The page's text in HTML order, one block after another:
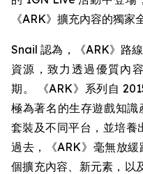
《ARK》擴充內容的獨家
Snail 認為，《ARK》路
資源，致力透過優質內
期。 《ARK》系列自
極為著名的生存遊戲知
套裝及不同平台，並培養
過去，《ARK》毫無放
個擴充內容、新元素，以